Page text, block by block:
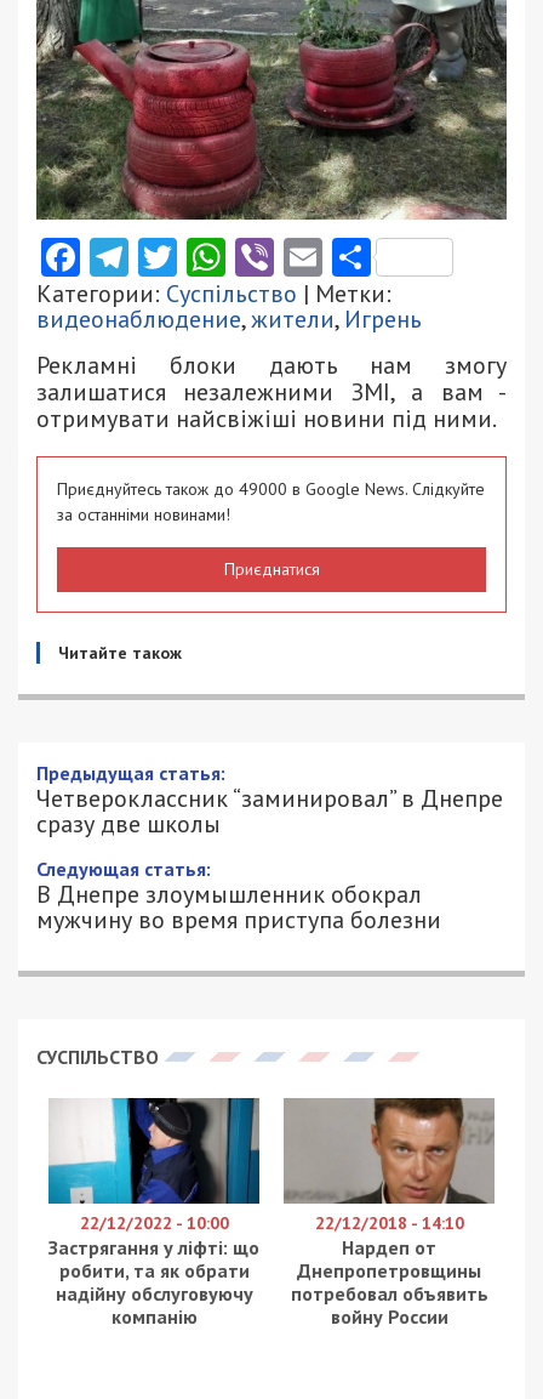
Facebook
Telegram
Twitter
WhatsApp
ViberEmail
Категории: Суспільство | Метки:
видеонаблюдение,жители, Игрень
Рекламні блоки дають нам змогу
залишатися незалежними ЗМІ, а вам -
отримувати найсвіжіші новини під ними.
Приєднуйтесь також до 49000 в Google News. Слідкуйте
за останніми новинами!
Приєднатися
Читайте також
Предыдущая статья:
Четвероклассник “заминировал” в Днепре
сразу две школы
Следующая статья:
В Днепре злоумышленник обокрал
мужчину во время приступа болезни
СУСПІЛЬСТВО
22/12/2022 - 10:00
Застрягання у ліфті: що
робити, та як обрати
надійну обслуговуючу
компанію
22/12/2018 - 14:10
Нардеп от
Днепропетровщины
потребовал объявить
войну России